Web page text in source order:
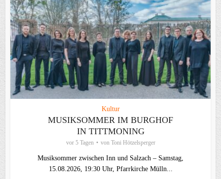
Kultur
MUSIKSOMMER IM BURGHOF
IN TITTMONING
vor 5 Tagen von Toni Hötzelsperger
Musiksommer zwischen Inn und Salzach – Samstag,
15.08.2026, 19:30 Uhr, Pfarrkirche Mülln...